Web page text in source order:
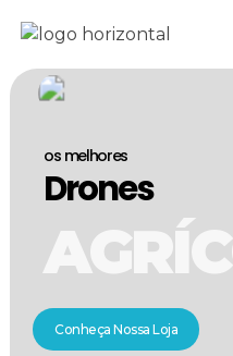
os melhores
Drones
Conheça Nossa Loja